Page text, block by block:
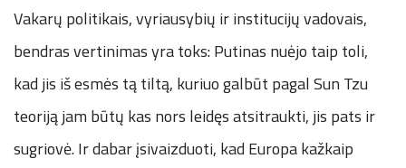
Vakarų politikais, vyriausybių ir institucijų vadovais,
bendras vertinimas yra toks: Putinas nuėjo taip toli,
kad jis iš esmės tą tiltą, kuriuo galbūt pagal Sun Tzu
teoriją jam būtų kas nors leidęs atsitraukti, jis pats ir
sugriovė. Ir dabar įsivaizduoti, kad Europa kažkaip